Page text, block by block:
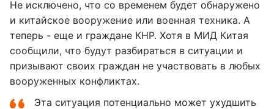
Не исключено, что со временем будет обнаружено
и китайское вооружение или военная техника. А
теперь - еще и граждане КНР. Хотя в МИД Китая
сообщили, что будут разбираться в ситуации и
призывают своих граждан не участвовать в любых
вооруженных конфликтах.
Эта ситуация потенциально может ухудшить